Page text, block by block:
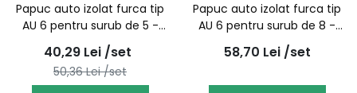
Papuc auto izolat furca tip
AU 6 pentru surub de 5 -
100buc/set
40,29 Lei /set
50,36Lei /set
Papuc auto izolat furca tip
AU 6 pentru surub de 8 -
100buc/set
58,70 Lei /set